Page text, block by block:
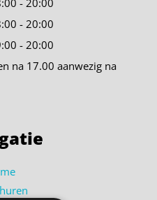
- 20:00
- 20:00
- 20:00
na 17.00 aanwezig na